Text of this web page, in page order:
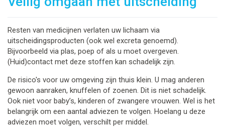
Resten van medicijnen verlaten uw lichaam via
uitscheidingsproducten (ook wel excreta genoemd).
Bijvoorbeeld via plas, poep of als u moet overgeven.
(Huid)contact met deze stoffen kan schadelijk zijn.
De risico's voor uw omgeving zijn thuis klein. U mag anderen
gewoon aanraken, knuffelen of zoenen. Dit is niet schadelijk.
Ook niet voor baby’s, kinderen of zwangere vrouwen. Wel is het
belangrijk om een aantal adviezen te volgen. Hoelang u deze
adviezen moet volgen, verschilt per middel.